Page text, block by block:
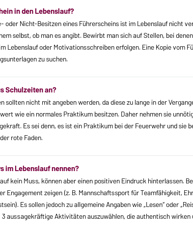
in den Lebenslauf?
oder Nicht-Besitzen eines Führerscheins ist im Lebenslauf nicht
selbst, ob man es angibt. Bewirbt man sich auf Stellen, bei
Lebenslauf oder Motivationsschreiben erfolgen. Eine Kopie vom
zu suchen.
Schulzeiten an?
sollten nicht mit angeben werden, da diese zu lange in der
wie ein normales Praktikum besitzen. Daher nehmen sie
Es sei denn, es ist ein Praktikum bei der Feuerwehr und sie
rote Faden.
im Lebenslauf nennen?
kein Muss, können aber einen positiven Eindruck hinterlassen.
Engagement zeigen (z. B. Mannschaftssport für Teamfähigkeit,
Es sollen jedoch zu allgemeine Angaben wie „Lesen“ oder
aussagekräftige Aktivitäten auszuwählen, die authentisch